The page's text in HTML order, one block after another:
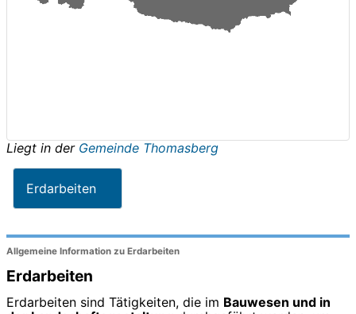
Liegt in der Gemeinde Thomasberg
Erdarbeiten
Allgemeine Information zu Erdarbeiten
Erdarbeiten
Erdarbeiten sind Tätigkeiten, die im Bauwesen und in